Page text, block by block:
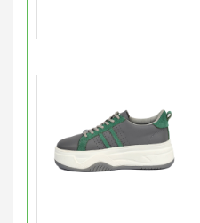
محصول
دارای
انواع
مختلفی